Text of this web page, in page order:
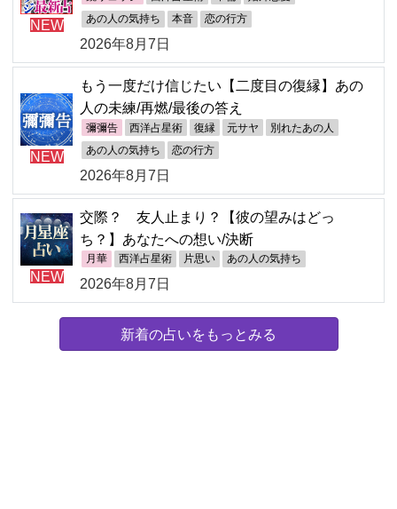
NEW あの人の気持ち 本音 恋の行方
2026年8月7日
NEW
もう一度だけ信じたい【二度目の復縁】あの
人の未練/再燃/最後の答え
彌彌告 西洋占星術 復縁 元サヤ 別れたあの人
あの人の気持ち 恋の行方
2026年8月7日
NEW
交際？ 友人止まり？【彼の望みはどっ
ち？】あなたへの想い/決断
月華 西洋占星術 片思い あの人の気持ち
2026年8月7日
新着の占いをもっとみる